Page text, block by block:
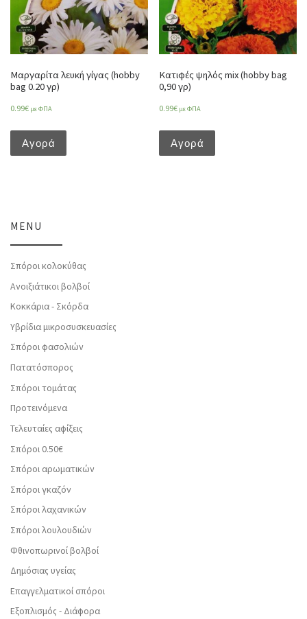
Μαργαρίτα λευκή γίγας (hobby
bag 0.20 γρ)
0.99€ με ΦΠΑ
Αγορά
Κατιφές ψηλός mix (hobby bag
0,90 γρ)
0.99€ με ΦΠΑ
Αγορά
MENU
Σπόροι κολοκύθας
Ανοιξιάτικοι βολβοί
Κοκκάρια - Σκόρδα
Υβρίδια μικροσυσκευασίες
Σπόροι φασολιών
Πατατόσπορος
Σπόροι τομάτας
Προτεινόμενα
Τελευταίες αφίξεις
Σπόροι 0.50€
Σπόροι αρωματικών
Σπόροι γκαζόν
Σπόροι λαχανικών
Σπόροι λουλουδιών
Φθινοπωρινοί βολβοί
Δημόσιας υγείας
Επαγγελματικοί σπόροι
Εξοπλισμός - Διάφορα